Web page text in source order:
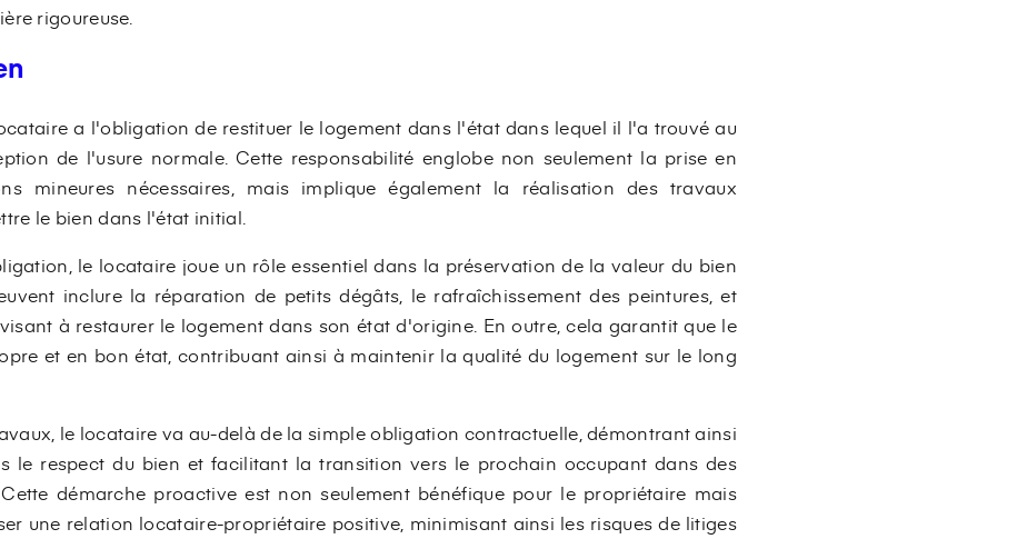
rigoureuse.
a l'obligation de restituer le logement dans l'état dans lequel il l'a trouvé au
de l'usure normale. Cette responsabilité englobe non seulement la prise en
mineures nécessaires, mais implique également la réalisation des travaux
le bien dans l'état initial.
le locataire joue un rôle essentiel dans la préservation de la valeur du bien
inclure la réparation de petits dégâts, le rafraîchissement des peintures, et
à restaurer le logement dans son état d'origine. En outre, cela garantit que le
et en bon état, contribuant ainsi à maintenir la qualité du logement sur le long
le locataire va au-delà de la simple obligation contractuelle, démontrant ainsi
le respect du bien et facilitant la transition vers le prochain occupant dans des
démarche proactive est non seulement bénéfique pour le propriétaire mais
une relation locataire-propriétaire positive, minimisant ainsi les risques de litiges